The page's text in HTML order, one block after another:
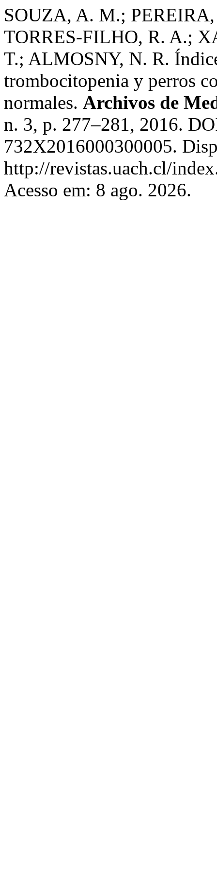
SOUZA, A. M.;
TORRES-FILHO, R. A.;
T.; ALMOSNY, N. R.
trombocitopenia y perros
normales. Archivos de
n. 3, p. 277–281, 2016.
732X2016000300005.
http://revistas.uach.cl/
Acesso em: 8 ago. 2026.